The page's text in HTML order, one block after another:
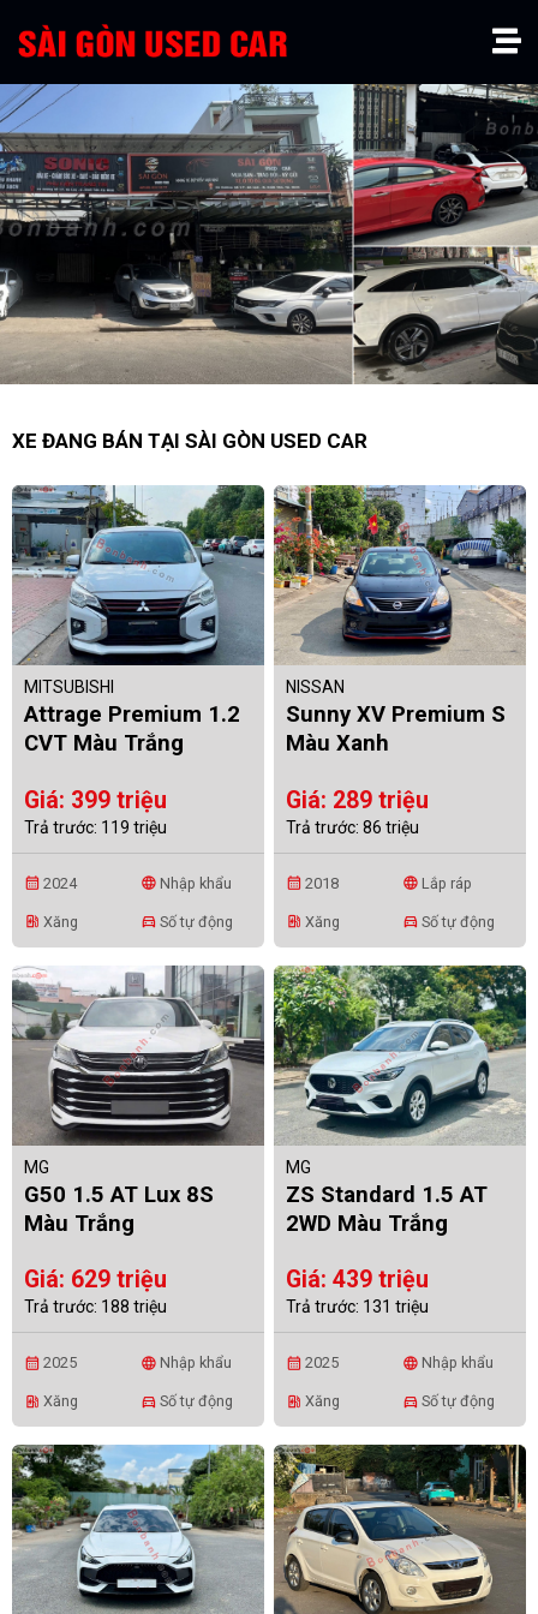
XE ĐANG BÁN TẠI SÀI GÒN USED CAR
MITSUBISHI
Attrage Premium 1.2
CVT Màu Trắng
Giá: 399 triệu
Trả trước: 119 triệu
calendar_month 2024 language Nhập khẩu
ev_station Xăng directions_car Số tự động
NISSAN
Sunny XV Premium S
Màu Xanh
Giá: 289 triệu
Trả trước: 86 triệu
calendar_month 2018 language Lắp ráp
ev_station Xăng directions_car Số tự động
MG
G50 1.5 AT Lux 8S
Màu Trắng
Giá: 629 triệu
Trả trước: 188 triệu
calendar_month 2025 language Nhập khẩu
ev_station Xăng directions_car Số tự động
MG
ZS Standard 1.5 AT
2WD Màu Trắng
Giá: 439 triệu
Trả trước: 131 triệu
calendar_month 2025 language Nhập khẩu
ev_station Xăng directions_car Số tự động